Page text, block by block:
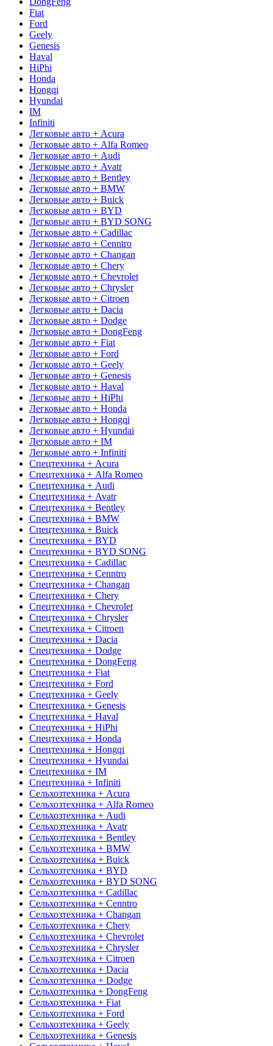
Fiat
Ford
Geely
Genesis
Haval
HiPhi
Honda
Hongqi
Hyundai
IM
Infiniti
Легковые авто + Acura
Легковые авто + Alfa Romeo
Легковые авто + Audi
Легковые авто + Avatr
Легковые авто + Bentley
Легковые авто + BMW
Легковые авто + Buick
Легковые авто + BYD
Легковые авто + BYD SONG
Легковые авто + Cadillac
Легковые авто + Cenntro
Легковые авто + Changan
Легковые авто + Chery
Легковые авто + Chevrolet
Легковые авто + Chrysler
Легковые авто + Citroen
Легковые авто + Dacia
Легковые авто + Dodge
Легковые авто + DongFeng
Легковые авто + Fiat
Легковые авто + Ford
Легковые авто + Geely
Легковые авто + Genesis
Легковые авто + Haval
Легковые авто + HiPhi
Легковые авто + Honda
Легковые авто + Hongqi
Легковые авто + Hyundai
Легковые авто + IM
Легковые авто + Infiniti
Спецтехника + Acura
Спецтехника + Alfa Romeo
Спецтехника + Audi
Спецтехника + Avatr
Спецтехника + Bentley
Спецтехника + BMW
Спецтехника + Buick
Спецтехника + BYD
Спецтехника + BYD SONG
Спецтехника + Cadillac
Спецтехника + Cenntro
Спецтехника + Changan
Спецтехника + Chery
Спецтехника + Chevrolet
Спецтехника + Chrysler
Спецтехника + Citroen
Спецтехника + Dacia
Спецтехника + Dodge
Спецтехника + DongFeng
Спецтехника + Fiat
Спецтехника + Ford
Спецтехника + Geely
Спецтехника + Genesis
Спецтехника + Haval
Спецтехника + HiPhi
Спецтехника + Honda
Спецтехника + Hongqi
Спецтехника + Hyundai
Спецтехника + IM
Спецтехника + Infiniti
Сельхозтехника + Acura
Сельхозтехника + Alfa Romeo
Сельхозтехника + Audi
Сельхозтехника + Avatr
Сельхозтехника + Bentley
Сельхозтехника + BMW
Сельхозтехника + Buick
Сельхозтехника + BYD
Сельхозтехника + BYD SONG
Сельхозтехника + Cadillac
Сельхозтехника + Cenntro
Сельхозтехника + Changan
Сельхозтехника + Chery
Сельхозтехника + Chevrolet
Сельхозтехника + Chrysler
Сельхозтехника + Citroen
Сельхозтехника + Dacia
Сельхозтехника + Dodge
Сельхозтехника + DongFeng
Сельхозтехника + Fiat
Сельхозтехника + Ford
Сельхозтехника + Geely
Сельхозтехника + Genesis